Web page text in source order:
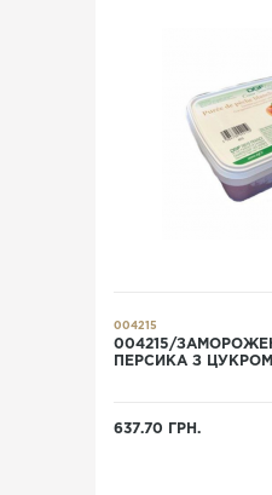
004215
004215/
ПЕРСИКА З ЦУКРОМ
637.70 ГРН.